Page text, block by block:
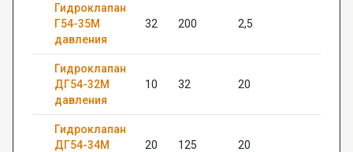
Гидроклапан
Г54-35М
давления
32 200 2,5
Гидроклапан
ДГ54-32М
давления
10 32 20
Гидроклапан
ДГ54-34М
20 125 20